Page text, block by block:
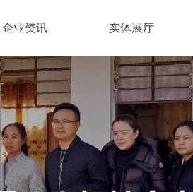
企业资讯 实体展厅